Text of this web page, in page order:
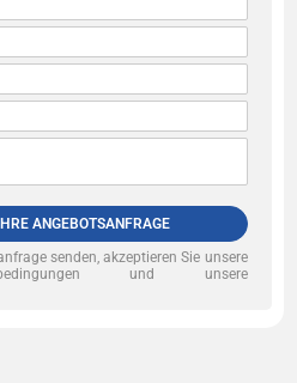
ANGEBOTSANFRAGE
senden, akzeptieren Sie unsere
und unsere